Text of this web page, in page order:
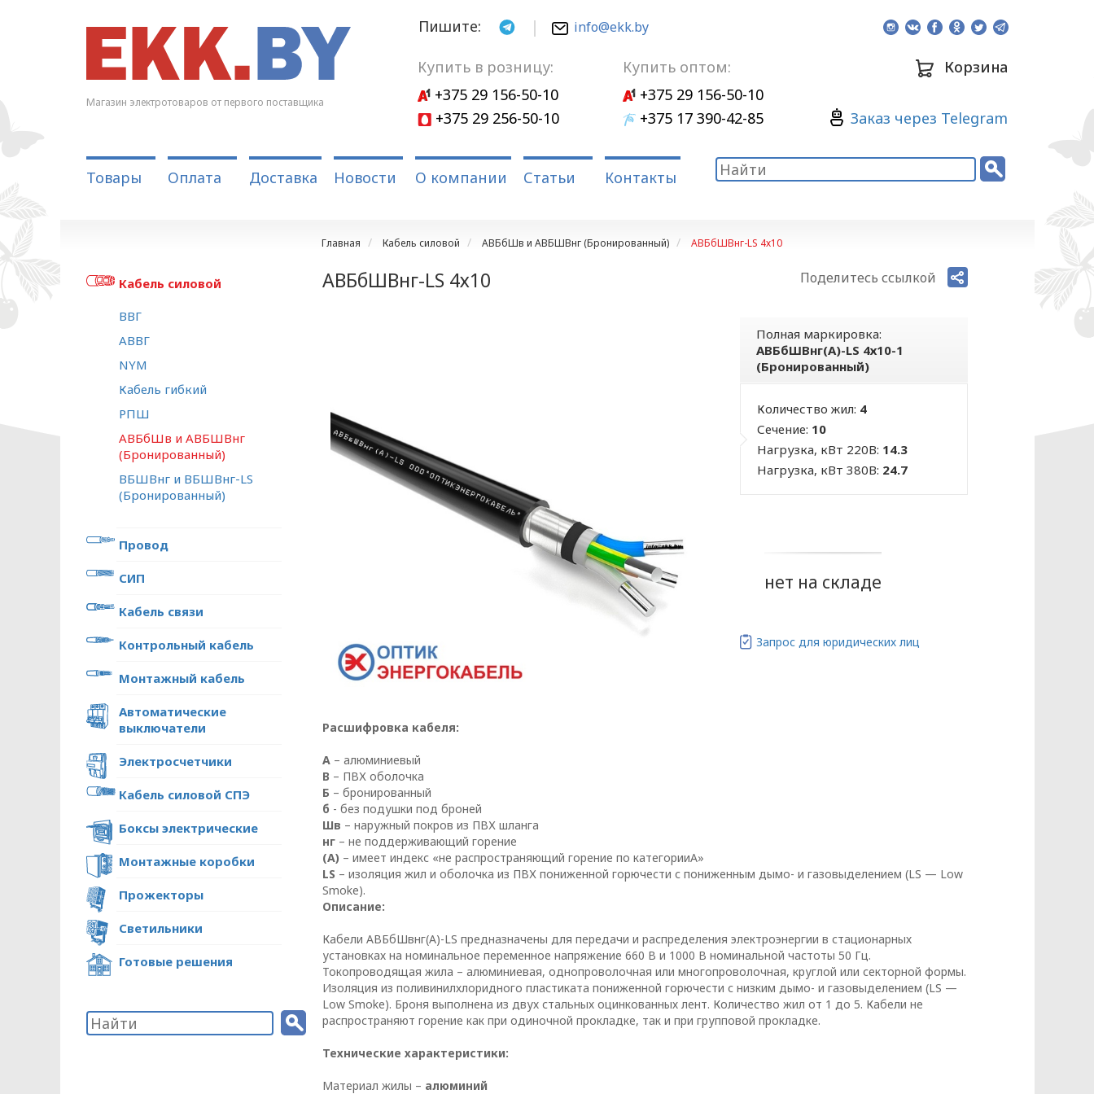
Пишите: info@ekk.by
Магазин электротоваров от первого поставщика
Купить в розницу:
+375 29 156-50-10
+375 29 256-50-10
Купить оптом:
+375 29 156-50-10
+375 17 390-42-85
Корзина
Зaкaз через Telegram
Товары Оплата Доставка Новости О компании Статьи Контакты
Главная Кабель силовой АВБбШв и АВБШВнг (Бронированный) АВБбШВнг-LS 4х10
Кабель силовой
ВВГ
АВВГ
NYM
Кабель гибкий
РПШ
АВБбШв и АВБШВнг
(Бронированный)
ВБШВнг и ВБШВнг-LS
(Бронированный)
Провод
СИП
Кабель связи
Контрольный кабель
Монтажный кабель
Автоматические
выключатели
Электросчетчики
Кабель силовой СПЭ
Боксы электрические
Монтажные коробки
Прожекторы
Светильники
Готовые решения
АВБбШВнг-LS 4х10 Поделитесь ссылкой
Полная маркировка:
АВБбШВнг(А)-LS 4х10-1
(Бронированный)
Количество жил: 4
Сечение: 10
Нагрузка, кВт 220В: 14.3
Нагрузка, кВт 380В: 24.7
нет на складе
Запрос для юридических лиц
Расшифровка кабеля:
А– алюминиевый
В – ПВХ оболочка
Б – бронированный
б - без подушки под броней
Шв – наружный покров из ПВХ шланга
нг– не поддерживающий горение
(А) – имеет индекс «не распространяющий горение по категорииА»
LS – изоляция жил и оболочка из ПВХ пониженной горючести с пониженным дымо- и газовыделением (LS — Low
Smoke).
Описание:
Кабели АВБбШвнг(А)-LS предназначены для передачи и распределения электроэнергии в стационарных
установках на номинальное переменное напряжение 660 В и 1000 В номинальной частоты 50 Гц.
Токопроводящая жила – алюминиевая, однопроволочная или многопроволочная, круглой или секторной формы.
Изоляция из поливинилхлоридного пластиката пониженной горючести с низким дымо- и газовыделением (LS —
Low Smoke). Броня выполнена из двух стальных оцинкованных лент. Количество жил от 1 до 5. Кабели не
распространяют горение как при одиночной прокладке, так и при групповой прокладке.
Технические характеристики:
Материал жилы – алюминий
ПОЛИТИКА ОПЕРАТОРА
В отношении обработки персональных данных
Общество с ограниченной ответственностью
«ОПТИКЭНЕРГОКАБЕЛЬ»
Директор ООО
«ОПТИКЭНЕРГОКАБЕЛЬ»